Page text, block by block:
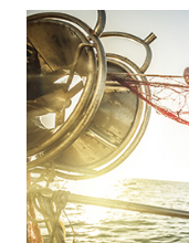
Seminario